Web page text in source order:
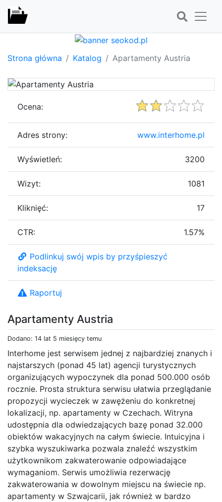
Strona główna Katalog Apartamenty Austria
Apartamenty Austria
Dodano: 14 lat 5 miesięcy temu
Interhome jest serwisem jednej z najbardziej znanych i
najstarszych (ponad 45 lat) agencji turystycznych
organizujących wypoczynek dla ponad 500.000 osób
rocznie. Prosta struktura serwisu ułatwia przeglądanie
propozycji wycieczek w zawężeniu do konkretnej
lokalizacji, np. apartamenty w Czechach. Witryna
udostępnia dla odwiedzających bazę ponad 32.000
obiektów wakacyjnych na całym świecie. Intuicyjna i
szybka wyszukiwarka pozwala znaleźć wszystkim
użytkownikom zakwaterowanie odpowiadające
wymaganiom. Serwis umożliwia rezerwację
zakwaterowania w dowolnym miejscu na świecie np.
apartamenty w Szwajcarii, jak również w bardzo
Ocena:
Adres strony: www.interhome.pl
Wyświetleń: 3200
Wizyt: 1081
Kliknięć: 17
CTR: 1.57%
Podlinkuj swój wpis by przyśpieszyć
indeksację
Raportuj